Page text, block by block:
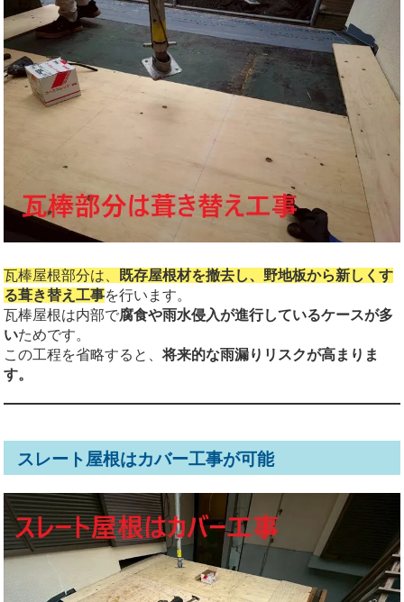
瓦棒屋根部分は、
既存屋根材を撤去し、野地板から新しくす
る葺き替え工事を行います。
瓦棒屋根は内部で腐食や雨水侵入が進行しているケースが多
いためです。
この工程を省略すると、将来的な雨漏りリスクが高まりま
す。
スレート屋根はカバー工事が可能